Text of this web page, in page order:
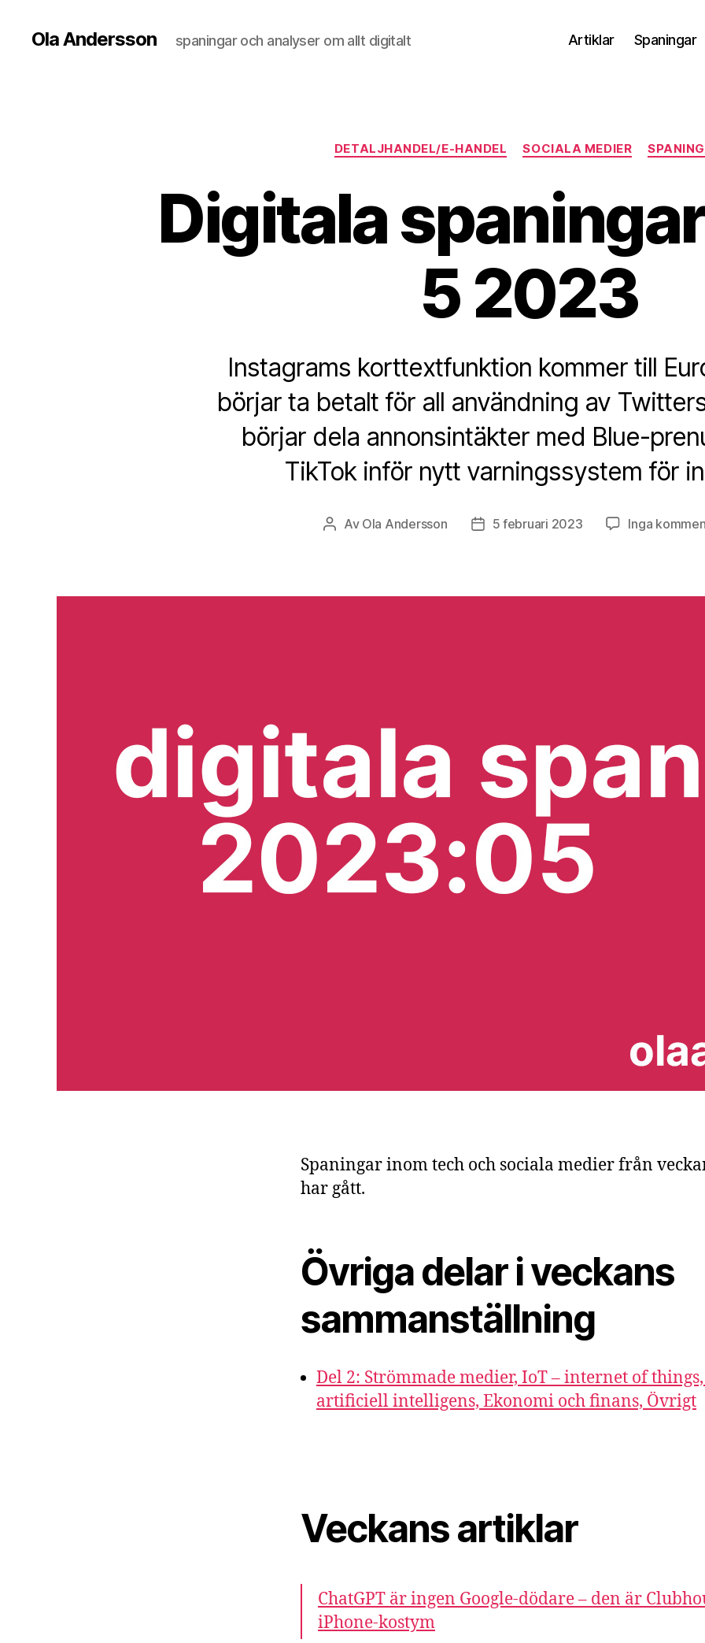
Ola Andersson spaningar och analyser om allt digitalt Artiklar Spaningar
Kategorier
DETALJHANDEL/E-HANDEL SOCIALA MEDIER
Digitala
5 2023
Instagrams korttextfunktion kommer till
börjar ta betalt för all användning av
börjar dela annonsintäkter med Blue-
TikTok inför nytt varningssystem för
Inläggsförfattare
Av Ola Andersson Inläggsdatum
5 februari 2023 Inga
Spaningar inom tech och sociala medier från
har gått.
Övriga delar i veckans
sammanställning
Del 2: Strömmade medier, IoT – internet of
artificiell intelligens, Ekonomi och finans, Övrigt
Veckans artiklar
ChatGPT är ingen Google-dödare – den är
iPhone-kostym